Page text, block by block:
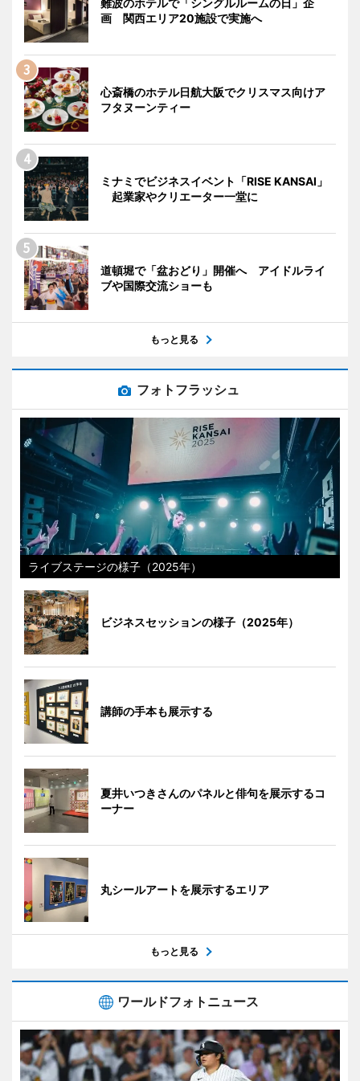
画 関西エリア20施設で実施へ
心斎橋のホテル日航大阪でクリスマス向けア
フタヌーンティー
ミナミでビジネスイベント「RISE KANSAI」
起業家やクリエーター一堂に
道頓堀で「盆おどり」開催へ アイドルライ
ブや国際交流ショーも
もっと見る
フォトフラッシュ
ライブステージの様子（2025年）
ビジネスセッションの様子（2025年）
講師の手本も展示する
夏井いつきさんのパネルと俳句を展示するコ
ーナー
丸シールアートを展示するエリア
もっと見る
ワールドフォトニュース